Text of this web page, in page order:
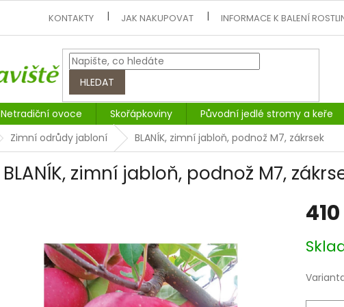
KONTAKTY JAK NAKUPOVAT INFORMACE K BALENÍ
HLEDAT
Netradiční ovoce Skořápkoviny Původní jedlé stromy a keře
Zimní odrůdy jabloní BLANÍK, zimní jabloň, podnož M7, zákrsek
BLANÍK, zimní jabloň, podnož M7,
cena: